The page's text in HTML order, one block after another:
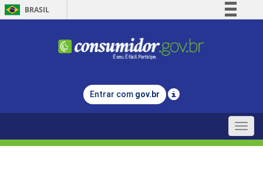
BRASIL
Comunica BR
Legislação
Entrar com gov.br
Toggle